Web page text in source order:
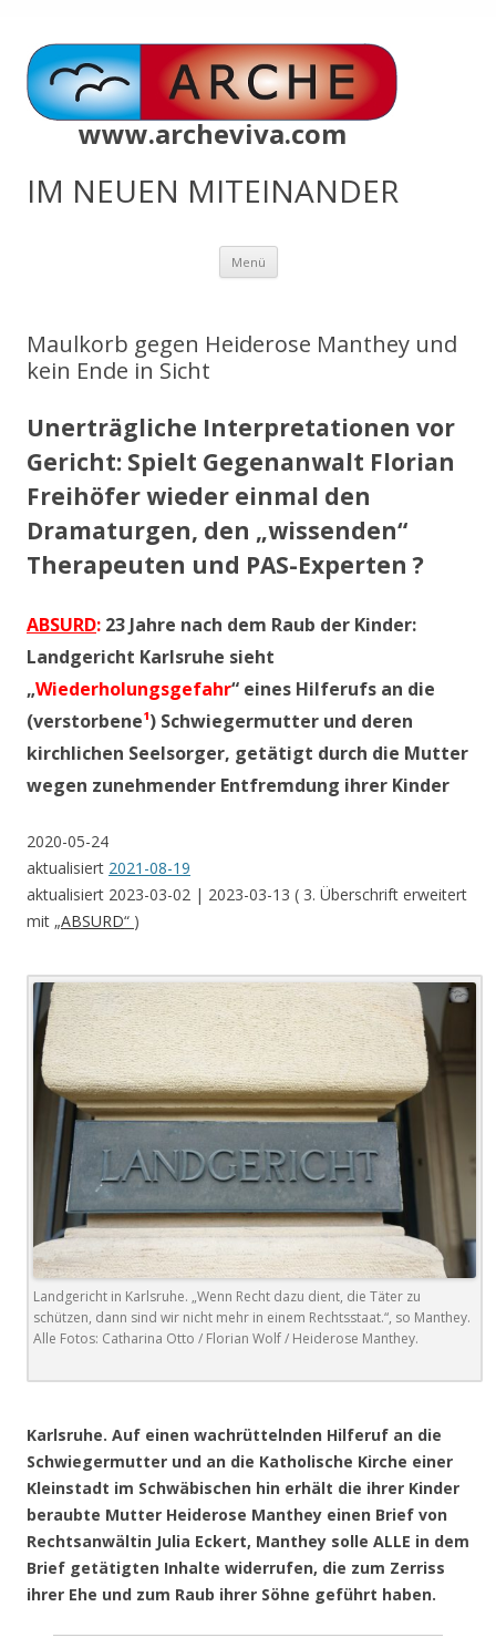
www.archeviva.com
IM NEUEN MITEINANDER
Menü Zum
springen
Maulkorb gegen Heiderose Manthey und
kein Ende in Sicht
Unerträgliche Interpretationen vor
Gericht: Spielt Gegenanwalt Florian
Freihöfer wieder einmal den
Dramaturgen, den „wissenden“
Therapeuten und PAS-Experten ?
ABSURD: 23 Jahre nach dem Raub der Kinder:
Landgericht Karlsruhe sieht
„Wiederholungsgefahr“ eines Hilferufs an die
(verstorbene¹) Schwiegermutter und deren
kirchlichen Seelsorger, getätigt durch die Mutter
wegen zunehmender Entfremdung ihrer Kinder
2020-05-24
aktualisiert 2021-08-19
aktualisiert 2023-03-02 | 2023-03-13 ( 3. Überschrift erweitert
mit „ABSURD“ )
Landgericht in Karlsruhe. „Wenn Recht dazu dient, die Täter zu
schützen, dann sind wir nicht mehr in einem Rechtsstaat.“, so Manthey.
Alle Fotos: Catharina Otto / Florian Wolf / Heiderose Manthey.
Karlsruhe. Auf einen wachrüttelnden Hilferuf an die
Schwiegermutter und an die Katholische Kirche einer
Kleinstadt im Schwäbischen hin erhält die ihrer Kinder
beraubte Mutter Heiderose Manthey einen Brief von
Rechtsanwältin Julia Eckert, Manthey solle ALLE in dem
Brief getätigten Inhalte widerrufen, die zum Zerriss
ihrer Ehe und zum Raub ihrer Söhne geführt haben.